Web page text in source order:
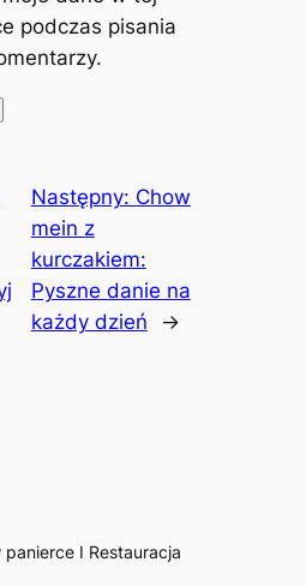
podczas pisania
Następny: Chow
mein z
kurczakiem:
Pyszne danie na
każdy dzień
→
I Restauracja